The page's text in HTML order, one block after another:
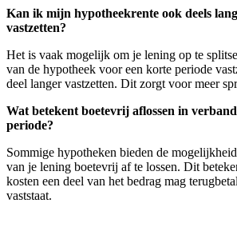
Kan ik mijn hypotheekrente ook deels
vastzetten?
Het is vaak mogelijk om je lening op te
van de hypotheek voor een korte periode
deel langer vastzetten. Dit zorgt voor meer
Wat betekent boetevrij aflossen in
periode?
Sommige hypotheken bieden de
van je lening boetevrij af te lossen. Dit
kosten een deel van het bedrag mag
vaststaat.